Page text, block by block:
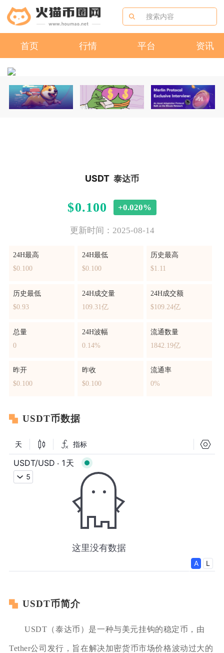
首页 行情 平台 资讯
USDT 泰达币
$0.100 +0.020%
更新时间：2025-08-14
24H最高
$0.100
24H最低
$0.100
历史最高
$1.11
历史最低
$0.93
24H成交量
109.31亿
24H成交额
$109.24亿
总量
0
24H波幅
0.14%
流通数量
1842.19亿
昨开
$0.100
昨收
$0.100
流通率
0%
USDT币数据
USDT币简介
USDT（泰达币）是一种与美元挂钩的稳定币，由
Tether公司发行，旨在解决加密货币市场价格波动过大的